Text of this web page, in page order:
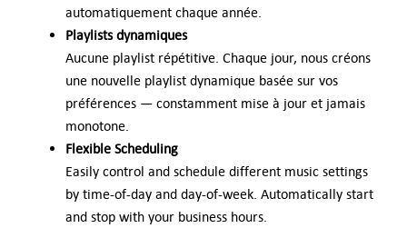
automatiquement chaque année.
Playlists dynamiques
Aucune playlist répétitive. Chaque jour, nous créons
une nouvelle playlist dynamique basée sur vos
préférences — constamment mise à jour et jamais
monotone.
Flexible Scheduling
Easily control and schedule different music settings
by time-of-day and day-of-week. Automatically start
and stop with your business hours.